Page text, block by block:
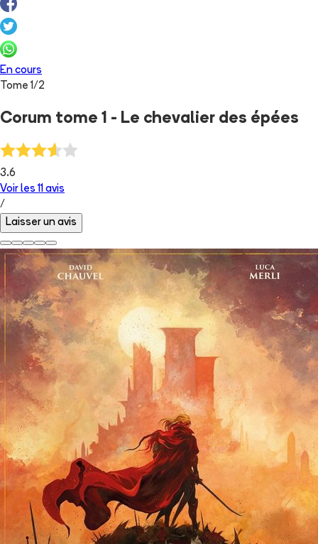
En cours
Tome1/2
Corum tome 1 - Le chevalier des épées
3.6
Voir les 11 avis
/
Laisser un avis